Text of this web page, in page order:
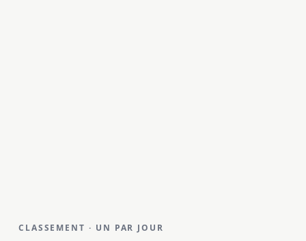
CLASSEMENT · UN PAR JOUR